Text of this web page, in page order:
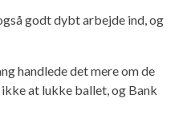
godt dybt arbejde ind, og
handlede det mere om de
at lukke ballet, og Bank